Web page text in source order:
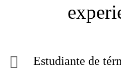
Estudiante de